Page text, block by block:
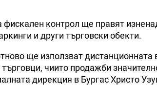
фискален контрол ще правят
и други търговски обекти.
ще използват
чиито продажби
дирекция в Бургас Христо